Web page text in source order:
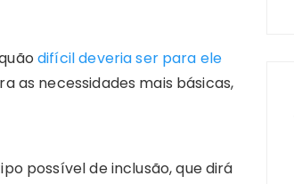
difícil deveria ser para ele
as necessidades mais básicas,
possível de inclusão, que dirá